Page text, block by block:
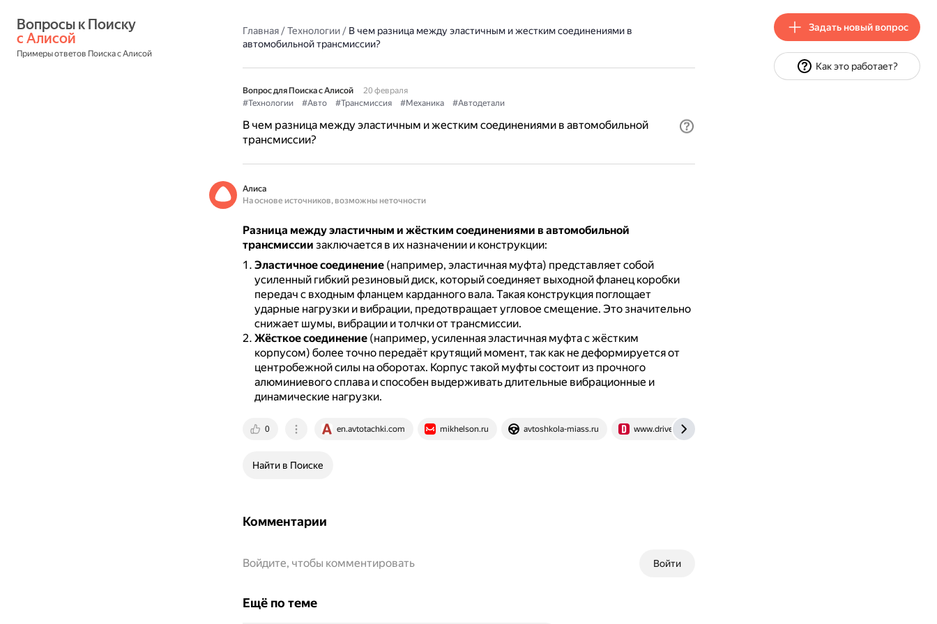
с Алисой
Примеры ответов Поиска с Алисой
Главная/Технологии/ В чем разница между эластичным и жестким соединениями в
автомобильной трансмиссии?
Вопрос для Поиска с Алисой
20 февраля
#Технологии
#Авто #Трансмиссия #Механика #Автодетали
В чем разница между эластичным и жестким соединениями в автомобильной
трансмиссии?
Алиса
На основе источников, возможны неточности
Разница между эластичным и жёстким соединениями в автомобильной
трансмиссии заключается в их назначении и конструкции:
Эластичное соединение(например, эластичная муфта) представляет собой
усиленный гибкий резиновый диск, который соединяет выходной фланец коробки
передач с входным фланцем карданного вала. Такая конструкция поглощает
ударные нагрузки и вибрации, предотвращает угловое смещение. Это значительно
снижает шумы, вибрации и толчки от трансмиссии.
Жёсткое соединение(например, усиленная эластичная муфта с жёстким
корпусом) более точно передаёт крутящий момент, так как не деформируется от
центробежной силы на оборотах. Корпус такой муфты состоит из прочного
алюминиевого сплава и способен выдерживать длительные вибрационные и
динамические нагрузки.
0 en.avtotachki.com mikhelson.ru avtoshkola-miass.ru www.drive2.ru
Найти в Поиске
Комментарии
Войти
Войдите, чтобы комментировать
Ещё по теме
Задать новый вопрос
Как это работает?